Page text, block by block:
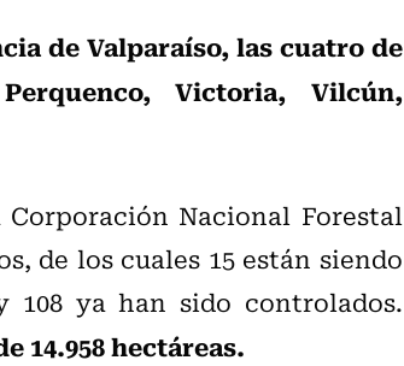
de Valparaíso, las cuatro de
Victoria, Vilcún,
Nacional Forestal
de los cuales 15 están siendo
108 ya han sido controlados.
14.958 hectáreas.